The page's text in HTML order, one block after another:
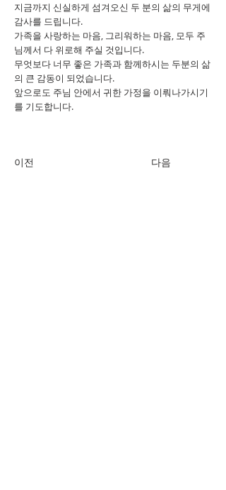
지금까지 신실하게 섬겨오신 두 분의 삶의 무게에
감사를 드립니다.
가족을 사랑하는 마음, 그리워하는 마음, 모두 주
님께서 다 위로해 주실 것입니다.
무엇보다 너무 좋은 가족과 함께하시는 두분의 삶
의 큰 감동이 되었습니다.
앞으로도 주님 안에서 귀한 가정을 이뤄나가시기
를 기도합니다.
이전 다음